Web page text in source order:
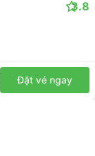
3.8
Đặt vé ngay